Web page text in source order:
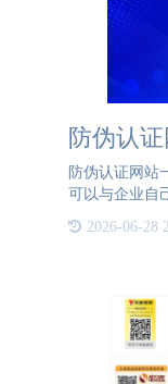
防伪认
防伪认证网站
可以与企业自
业的官方网站
牌信任度。以
2026-06-28